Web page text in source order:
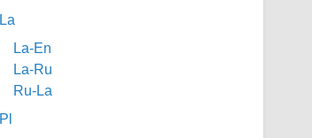
La
La-En
La-Ru
Ru-La
Pl